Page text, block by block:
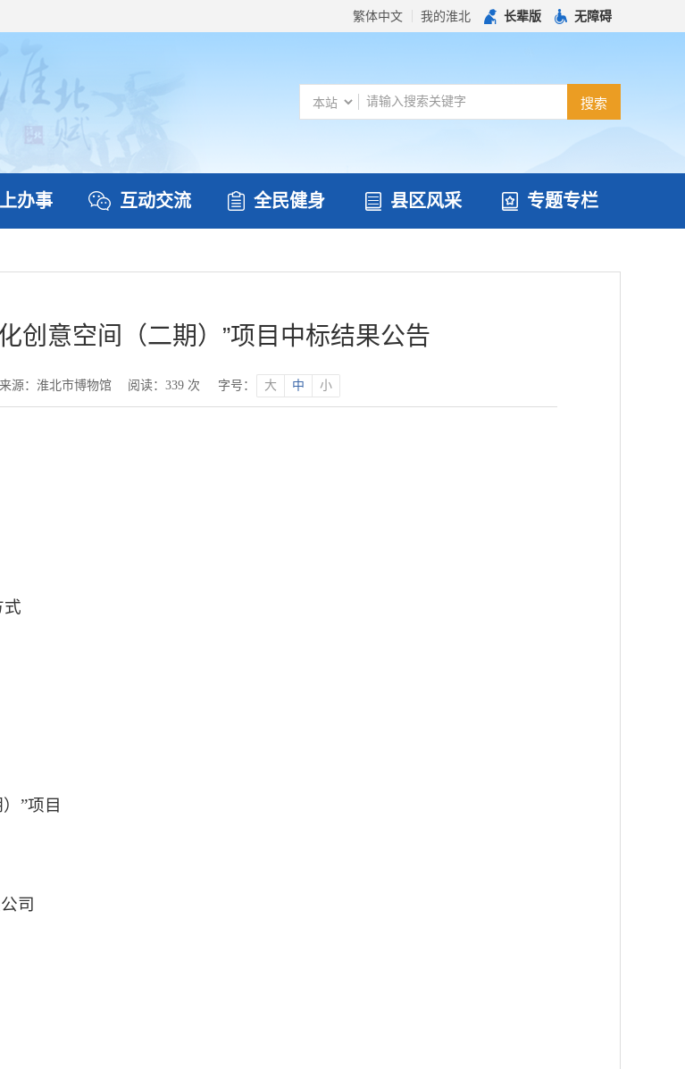
繁体中文 我的淮北 长辈版 无障碍
办事 互动交流 全民健身 县区风采 专题专栏
创意空间（二期）”项目中标结果公告
来源：淮北市博物馆 阅读： 339 次 字号： 大 中 小
式
”项目
司